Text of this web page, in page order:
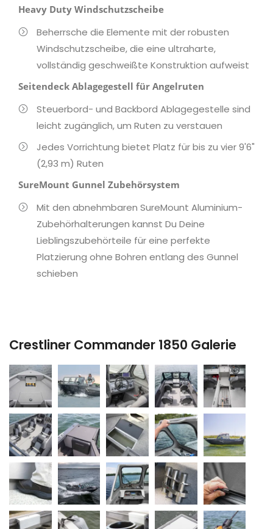
Heavy Duty Windschutzscheibe
Beherrsche die Elemente mit der robusten
Windschutzscheibe, die eine ultraharte,
vollständig geschweißte Konstruktion aufweist
Seitendeck Ablagegestell für Angelruten
Steuerbord- und Backbord Ablagegestelle sind
leicht zugänglich, um Ruten zu verstauen
Jedes Vorrichtung bietet Platz für bis zu vier 9'6"
(2,93 m) Ruten
SureMount Gunnel Zubehörsystem
Mit den abnehmbaren SureMount Aluminium-
Zubehörhalterungen kannst Du Deine
Lieblingszubehörteile für eine perfekte
Platzierung ohne Bohren entlang des Gunnel
schieben
Crestliner Commander 1850 Galerie